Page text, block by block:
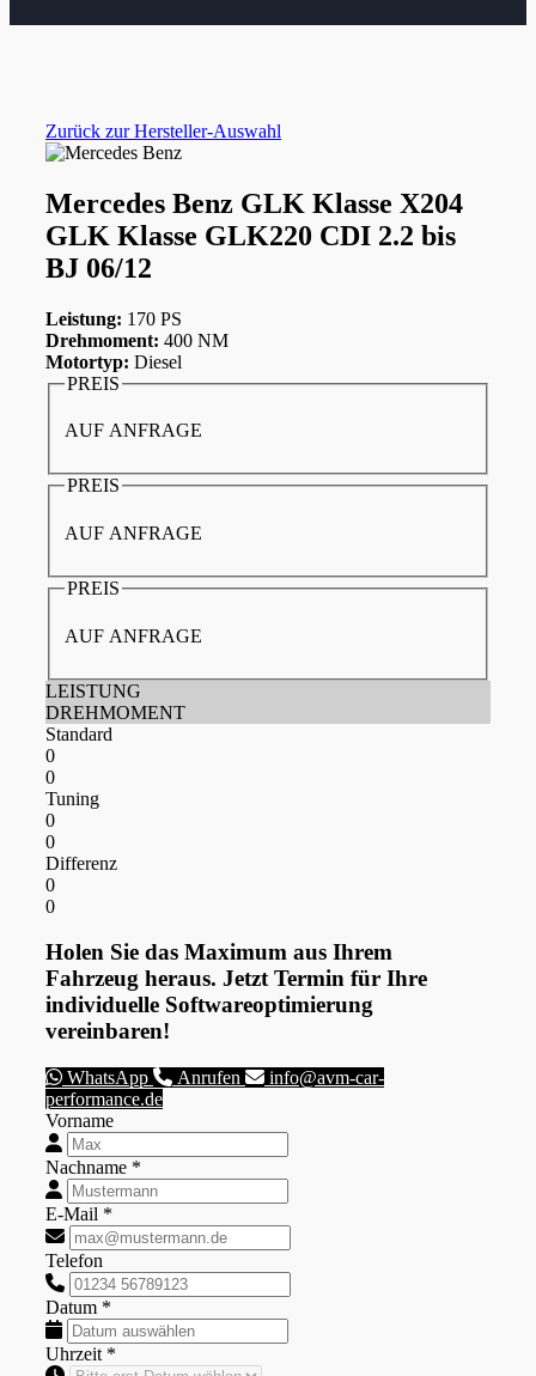
Zurück zur Hersteller-Auswahl
Mercedes Benz GLK Klasse X204
GLK Klasse GLK220 CDI 2.2 bis
BJ 06/12
Leistung: 170 PS
Drehmoment: 400 NM
Motortyp: Diesel
PREIS
AUF ANFRAGE
PREIS
AUF ANFRAGE
PREIS
AUF ANFRAGE
LEISTUNG
DREHMOMENT
Standard
0
0
Tuning
0
0
Differenz
0
0
Holen Sie das Maximum aus Ihrem
Fahrzeug heraus. Jetzt Termin für Ihre
individuelle Softwareoptimierung
vereinbaren!
WhatsApp Anrufen
info@avm-car-
performance.de
Vorname
Nachname *
E-Mail *
Telefon
Datum *
Uhrzeit *